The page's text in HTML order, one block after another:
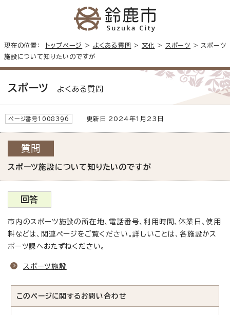
現在の位置： トップページ > よくある質問 > 文化 > スポーツ > スポーツ
施設について知りたいのですが
スポーツ よくある質問
ページ番号1008396 更新日 2024年1月23日
質問
スポーツ施設について知りたいのですが
回答
市内のスポーツ施設の所在地、電話番号、利用時間、休業日、使用
料などは、関連ページをご覧ください。詳しいことは、各施設かス
ポーツ課へおたずねください。
スポーツ施設
このページに関する お問い合わせ